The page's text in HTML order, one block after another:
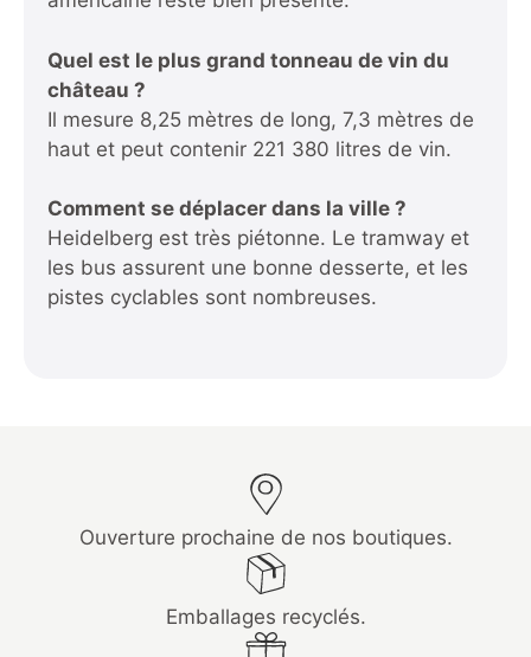
Quel est le plus grand tonneau de vin du
château ?
Il mesure 8,25 mètres de long, 7,3 mètres de
haut et peut contenir 221 380 litres de vin.
Comment se déplacer dans la ville ?
Heidelberg est très piétonne. Le tramway et
les bus assurent une bonne desserte, et les
pistes cyclables sont nombreuses.
Ouverture prochaine de nos boutiques.
Emballages recyclés.